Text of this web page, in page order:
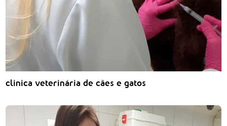
clinica veterinária de cães e gatos